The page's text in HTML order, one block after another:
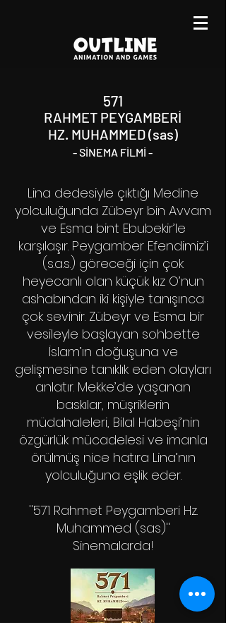
571
RAHMET PEYGAMBERİ
HZ. MUHAMMED (sas)
- SİNEMA FİLMİ -
Lina dedesiyle çıktığı Medine
yolculuğunda Zübeyr bin Avvam
ve Esma bint Ebubekir’le
karşılaşır. Peygamber Efendimiz’i
(s.a.s.) göreceği için çok
heyecanlı olan küçük kız O’nun
ashabından iki kişiyle tanışınca
çok sevinir. Zübeyr ve Esma bir
vesileyle başlayan sohbette
İslam’ın doğuşuna ve
gelişmesine tanıklık eden olayları
anlatır. Mekke’de yaşanan
baskılar, müşriklerin
müdahaleleri, Bilal Habeşi’nin
özgürlük mücadelesi ve imanla
örülmüş nice hatıra Lina’nın
yolculuğuna eşlik eder.
''571 Rahmet Peygamberi Hz.
Muhammed (sas)''
Sinemalarda!